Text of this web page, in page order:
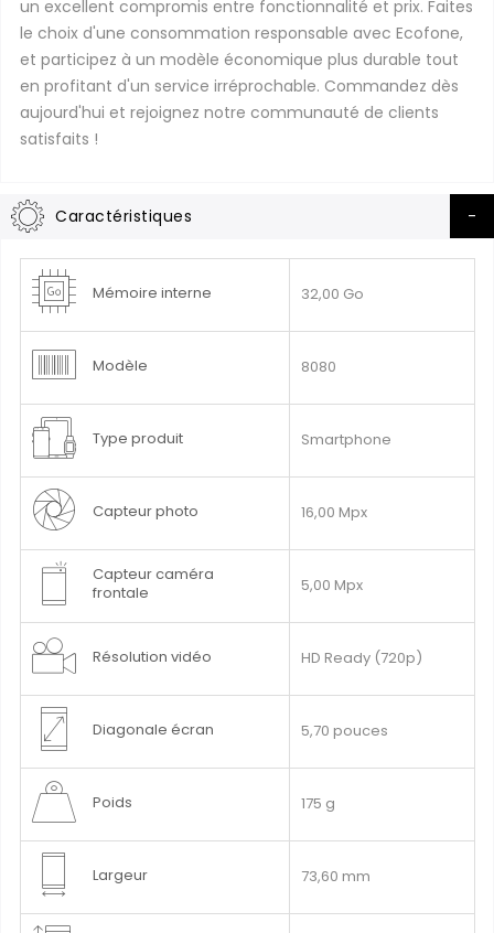
un excellent compromis entre fonctionnalité et prix. Faites
le choix d'une consommation responsable avec Ecofone,
et participez à un modèle économique plus durable tout
en profitant d'un service irréprochable. Commandez dès
aujourd'hui et rejoignez notre communauté de clients
satisfaits !
Caractéristiques
Plus
d’informationMémoire interne 32,00 Go
Modèle 8080
Type produit Smartphone
Capteur photo 16,00 Mpx
Capteur caméra
frontale
5,00 Mpx
Résolution vidéo HD Ready (720p)
Diagonale écran 5,70 pouces
Poids 175 g
Largeur 73,60 mm